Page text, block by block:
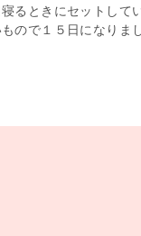
るときにセットして
ので１５日になり